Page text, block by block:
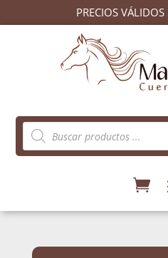
PRECIOS
Búsqueda
de
productos